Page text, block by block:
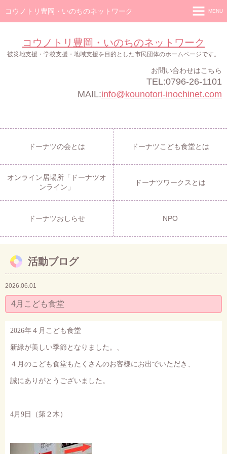
コウノトリ豊岡・いのちのネットワーク
コウノトリ豊岡・いのちのネットワーク
被災地支援・学校支援・地域支援を目的とした市民団体のホームページです。
お問い合わせはこちら
TEL:0796-26-1101
MAIL:info@kounotori-inochinet.com
MENU
ドーナツの会
オンライン居場所「ドーナツオンライン」
ドーナツの会とは ドーナツこども食堂とは
オンライン居場所「ドーナツオ
ンライン」
ドーナツワークスとは
ドーナツおしらせ NPO
活動ブログ
2026.06.01
4月こども食堂
2026年４月こども食堂
新緑が美しい季節となりました。、
４月のこども食堂もたくさんのお客様にお出でいただき、
誠にありがとうございました。
4月 9 日（第２木）